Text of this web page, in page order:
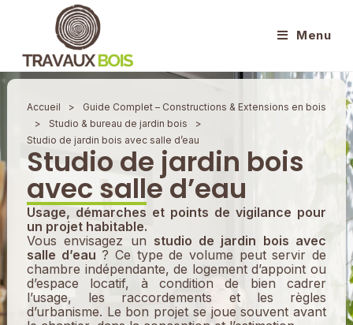
Menu
Accueil >
Guide Complet – Constructions & Extensions en bois
>
Studio & bureau de jardin bois
>
Studio de jardin bois avec salle d’eau
Studio de jardin bois
avec salle d’eau
Usage, démarches et points de vigilance pour
un projet habitable.
Vous envisagez un studio de jardin bois avec
salle d’eau ? Ce type de volume peut servir de
chambre indépendante, de logement d’appoint ou
d’espace locatif, à condition de bien cadrer
l’usage, les raccordements et les règles
d’urbanisme. Le bon projet se joue souvent avant